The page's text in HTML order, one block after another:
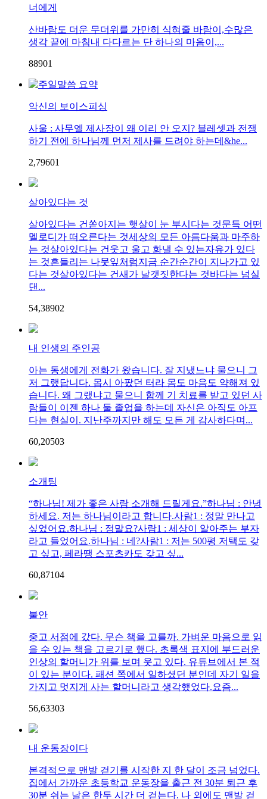
너에게
산바람도 더운 무더위를 가만히 식혀줄 바람이,수많은
생각 끝에 마침내 다다르는 단 하나의 마음이,...
88901
악신의 보이스피싱
사울 : 사무엘 제사장이 왜 이리 안 오지? 블레셋과 전쟁
하기 전에 하나님께 먼저 제사를 드려야 하는데&he...
2,79601
살아있다는 것
살아있다는 건쏟아지는 햇살이 눈 부시다는 것문득 어떤
멜로디가 떠오른다는 것세상의 모든 아름다움과 마주하
는 것살아있다는 건웃고 울고 화낼 수 있는자유가 있다
는 것흔들리는 나뭇잎처럼지금 순간순간이 지나가고 있
다는 것살아있다는 건새가 날갯짓한다는 것바다는 넘실
댄...
54,38902
내 인생의 주인공
아는 동생에게 전화가 왔습니다. 잘 지냈느냐 물으니 그
저 그랬답니다. 몹시 아팠던 터라 몸도 마음도 약해져 있
습니다. 왜 그랬냐고 물으니 함께 기 치료를 받고 있던 사
람들이 이젠 하나 둘 졸업을 하는데 자신은 아직도 아프
다는 현실이. 지난주까지만 해도 모든 게 감사하다며...
60,20503
소개팅
“하나님! 제가 좋은 사람 소개해 드릴게요.”하나님 : 안녕
하세요. 저는 하나님이라고 합니다.사람1 : 정말 만나고
싶었어요.하나님 : 정말요?사람1 : 세상이 알아주는 부자
라고 들었어요.하나님 : 네?사람1 : 저는 500평 저택도 갖
고 싶고, 페라땡 스포츠카도 갖고 싶...
60,87104
불안
중고 서점에 갔다. 무슨 책을 고를까. 가벼운 마음으로 읽
을 수 있는 책을 고르기로 했다. 초록색 표지에 부드러운
인상의 할머니가 위를 보며 웃고 있다. 유튜브에서 본 적
이 있는 분이다. 패션 쪽에서 일하셨던 분인데 자기 일을
가지고 멋지게 사는 할머니라고 생각했었다.요즘...
56,63303
내 운동장이다
본격적으로 맨발 걷기를 시작한 지 한 달이 조금 넘었다.
집에서 가까운 초등학교 운동장을 출근 전 30분 퇴근 후
30분 쉬는 날은 한두 시간 더 걷는다. 나 외에도 맨발 걷